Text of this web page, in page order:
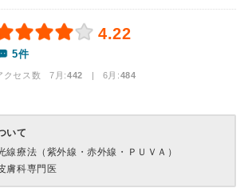
4.22
5件
クセス数 7月:442 | 6月:484
いて
線療法（紫外線・赤外線・ＰＵＶＡ）
膚科専門医